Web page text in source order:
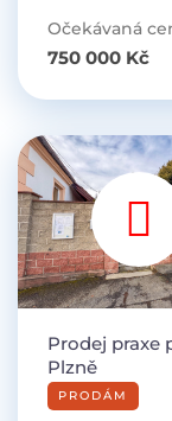
Očekávaná
750 000 Kč
Prodej praxe
Plzně
PRODÁM